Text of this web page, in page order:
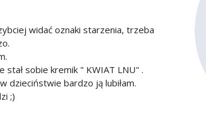
widać oznaki starzenia, trzeba
stał sobie kremik " KWIAT LNU" .
dzieciństwie bardzo ją lubiłam.
;)